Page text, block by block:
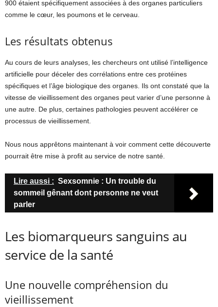
900 étaient spécifiquement associées à des organes particuliers
comme le cœur, les poumons et le cerveau.
Les résultats obtenus
Au cours de leurs analyses, les chercheurs ont utilisé l’intelligence
artificielle pour déceler des corrélations entre ces protéines
spécifiques et l’âge biologique des organes. Ils ont constaté que la
vitesse de vieillissement des organes peut varier d’une personne à
une autre. De plus, certaines pathologies peuvent accélérer ce
processus de vieillissement.
Nous nous apprêtons maintenant à voir comment cette découverte
pourrait être mise à profit au service de notre santé.
Lire aussi : Sexsomnie : Un trouble du
sommeil gênant dont personne ne veut
parler
Les biomarqueurs sanguins au
service de la santé
Une nouvelle compréhension du
vieillissement